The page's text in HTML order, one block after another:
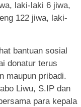
laki-laki 6 jiwa,
122 jiwa, laki-
bantuan sosial
donatur terus
maupun pribadi.
Liwu, S.IP dan
para kepala